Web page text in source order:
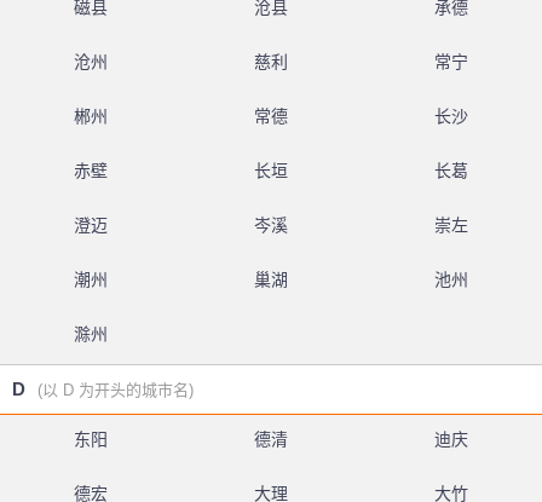
磁县 沧县 承德
沧州 慈利 常宁
郴州 常德 长沙
赤壁 长垣 长葛
澄迈 岑溪 崇左
潮州 巢湖 池州
滁州
D (以 D 为开头的城市名)
东阳 德清 迪庆
德宏 大理 大竹